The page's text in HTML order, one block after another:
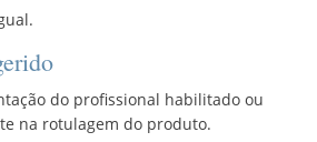
do profissional habilitado ou
na rotulagem do produto.